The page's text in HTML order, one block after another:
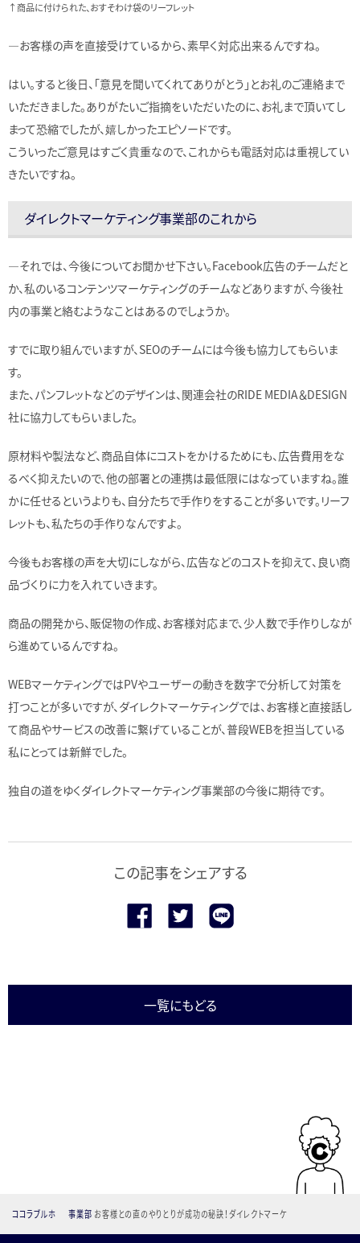
↑商品に付けられた、おすそわけ袋のリーフレット
―お客様の声を直接受けているから、素早く対応出来るんですね。
はい。すると後日、「意見を聞いてくれてありがとう」とお礼のご連絡まで
いただきました。ありがたいご指摘をいただいたのに、お礼まで頂いてし
まって恐縮でしたが、嬉しかったエピソードです。
こういったご意見はすごく貴重なので、これからも電話対応は重視してい
きたいですね。
ダイレクトマーケティング事業部のこれから
―それでは、今後についてお聞かせ下さい。Facebook広告のチームだと
か、私のいるコンテンツマーケティングのチームなどありますが、今後社
内の事業と絡むようなことはあるのでしょうか。
すでに取り組んでいますが、SEOのチームには今後も協力してもらいま
す。
また、パンフレットなどのデザインは、関連会社のRIDE MEDIA＆DESIGN
社に協力してもらいました。
原材料や製法など、商品自体にコストをかけるためにも、広告費用をな
るべく抑えたいので、他の部署との連携は最低限にはなっていますね。誰
かに任せるというよりも、自分たちで手作りをすることが多いです。リーフ
レットも、私たちの手作りなんですよ。
今後もお客様の声を大切にしながら、広告などのコストを抑えて、良い商
品づくりに力を入れていきます。
商品の開発から、販促物の作成、お客様対応まで、少人数で手作りしなが
ら進めているんですね。
WEBマーケティングではPVやユーザーの動きを数字で分析して対策を
打つことが多いですが、ダイレクトマーケティングでは、お客様と直接話し
て商品やサービスの改善に繋げていることが、普段WEBを担当している
私にとっては新鮮でした。
独自の道をゆくダイレクトマーケティング事業部の今後に期待です。
この記事をシェアする
一覧にもどる
ココラブルホ 事業部 お客様との直のやりとりが成功の秘訣！ダイレクトマーケ